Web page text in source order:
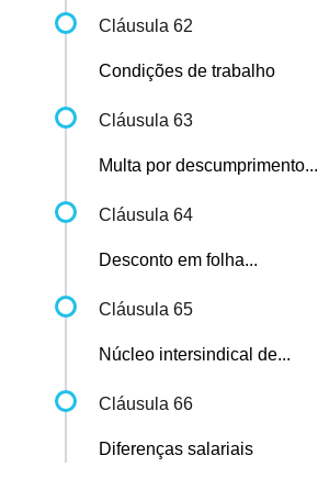
Cláusula 62
Condições de trabalho
Cláusula 63
Multa por descumprimento...
Cláusula 64
Desconto em folha...
Cláusula 65
Núcleo intersindical de...
Cláusula 66
Diferenças salariais